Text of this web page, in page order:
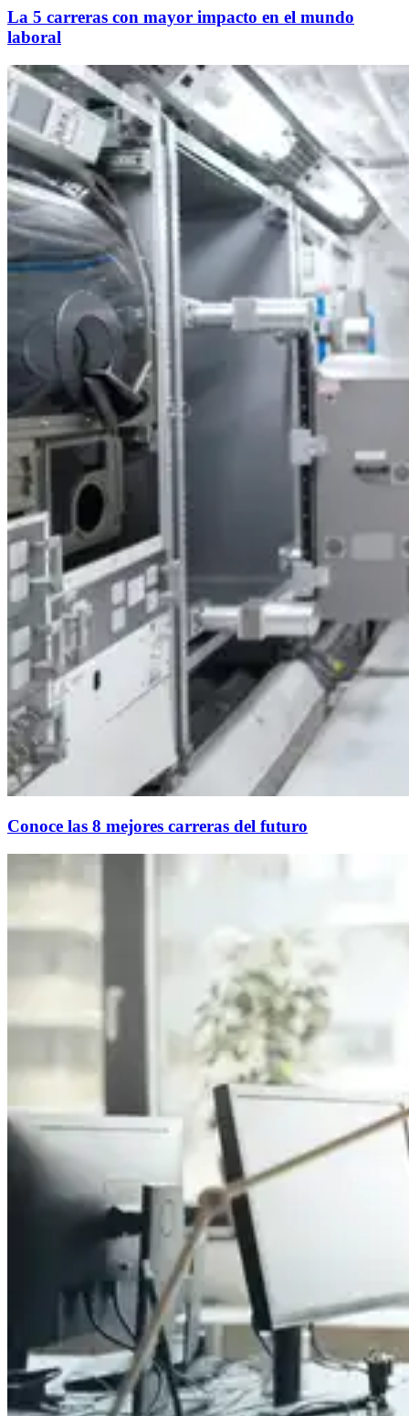
La 5 carreras con mayor impacto en el mundo
laboral
Conoce las 8 mejores carreras del futuro